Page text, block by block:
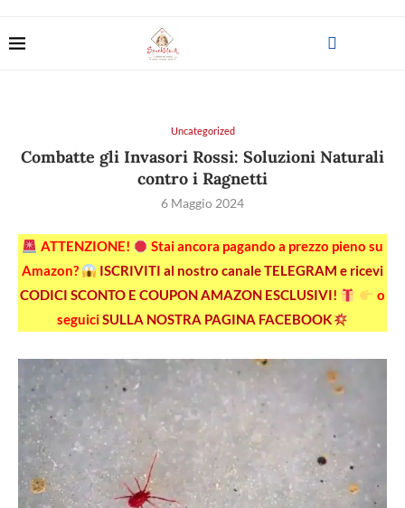
Uncategorized
Combatte gli Invasori Rossi: Soluzioni Naturali
contro i Ragnetti
6 Maggio 2024
ATTENZIONE!
Stai ancora pagando a prezzo pieno su
Amazon?
ISCRIVITI al nostro canale TELEGRAM e ricevi
CODICI SCONTO E COUPON AMAZON ESCLUSIVI!
o
seguiciSULLA NOSTRA PAGINA FACEBOOK